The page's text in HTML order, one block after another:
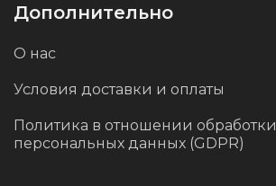
Дополнительно
О нас
Условия доставки и оплаты
Политика в отношении обработки
персональных данных (GDPR)